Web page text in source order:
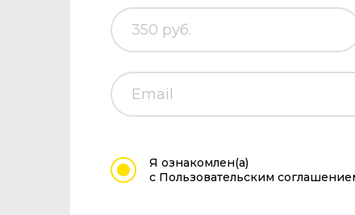
Я ознакомлен(а)
с Пользовательским